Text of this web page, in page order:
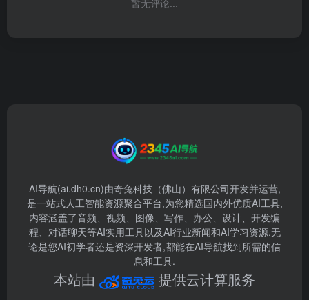
暂无评论...
AI导航(ai.dh0.cn)由奇兔科技（佛山）有限公司开发并运营,
是一站式人工智能资源聚合平台,为您精选国内外优质AI工具,
内容涵盖了音频、视频、图像、写作、办公、设计、开发编
程、对话聊天等AI实用工具以及AI行业新闻和AI学习资源,无
论是您AI初学者还是资深开发者,都能在AI导航找到所需的信
息和工具.
本站由 提供云计算服务